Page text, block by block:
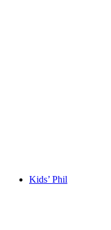
Kids’ Phil